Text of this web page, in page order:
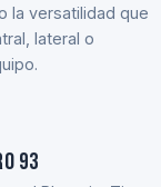
la versatilidad que
lateral o
93